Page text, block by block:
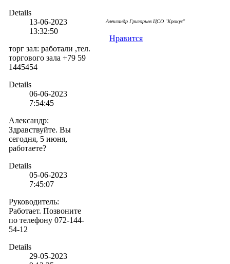
Details
13-06-2023
13:32:50
торг зал: работали ,тел.
торгового зала +79 59
1445454
Details
06-06-2023
7:54:45
Александр:
Здравствуйте. Вы
сегодня, 5 июня,
работаете?
Details
05-06-2023
7:45:07
Руководитель:
Работает. Позвоните
по телефону 072-144-
54-12
Details
29-05-2023
Александр Григорьев ЦСО "Крокус"
Нравится